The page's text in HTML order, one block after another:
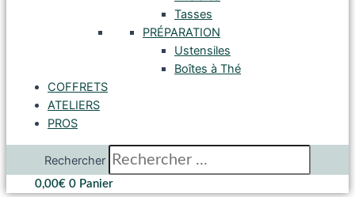
Tasses
PRÉPARATION
Ustensiles
Boîtes à Thé
COFFRETS
ATELIERS
PROS
Rechercher
0,00€ 0 Panier